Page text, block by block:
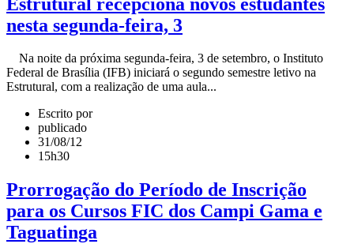
nesta segunda-feira, 3
Na noite da próxima segunda-feira, 3 de setembro, o Instituto
Federal de Brasília (IFB) iniciará o segundo semestre letivo na
Estrutural, com a realização de uma aula...
Escrito por
publicado
31/08/12
15h30
Prorrogação do Período de Inscrição
para os Cursos FIC dos Campi Gama e
Taguatinga